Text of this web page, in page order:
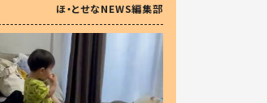
ほ・とせなNEWS編集部